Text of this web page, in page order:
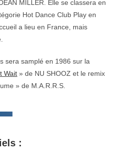
MILLER. Elle se classera en
Hot Dance Club Play en
a lieu en France, mais
sera samplé en 1986 sur la
Wait » de NU SHOOZ et le remix
» de M.A.R.R.S.
: